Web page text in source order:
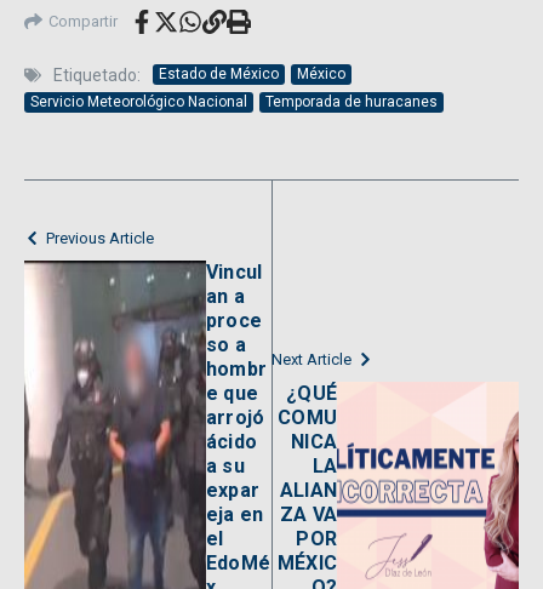
Compartir
Etiquetado: Estado de México
México
Servicio Meteorológico Nacional
Temporada de huracanes
Previous Article
Vincul
an a
proce
so a
hombr
e que
arrojó
ácido
a su
expar
eja en
el
EdoMé
Next Article
¿QUÉ
COMU
NICA
LA
ALIAN
ZA VA
POR
MÉXIC